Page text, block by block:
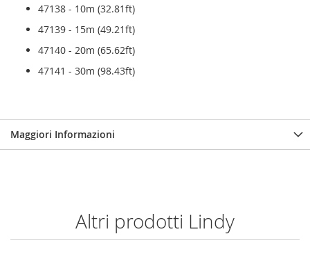
47138 - 10m (32.81ft)
47139 - 15m (49.21ft)
47140 - 20m (65.62ft)
47141 - 30m (98.43ft)
Maggiori Informazioni
Altri prodotti Lindy